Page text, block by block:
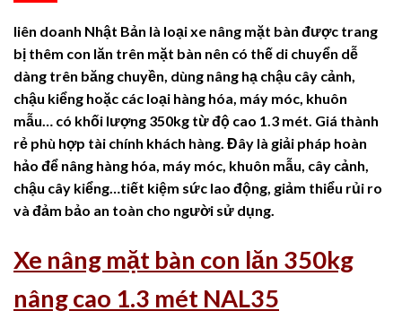
liên doanh Nhật Bản là loại xe nâng mặt bàn được trang
bị thêm con lăn trên mặt bàn nên có thế di chuyển dễ
dàng trên băng chuyền, dùng nâng hạ chậu cây cảnh,
chậu kiểng hoặc các loại hàng hóa, máy móc, khuôn
mẫu… có khối lượng 350kg từ độ cao 1.3 mét. Giá thành
rẻ phù hợp tài chính khách hàng. Đây là giải pháp hoàn
hảo để nâng hàng hóa, máy móc, khuôn mẫu, cây cảnh,
chậu cây kiểng…tiết kiệm sức lao động, giảm thiểu rủi ro
và đảm bảo an toàn cho người sử dụng.
Xe nâng mặt bàn con lăn 350kg
nâng cao 1.3 mét NAL35